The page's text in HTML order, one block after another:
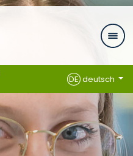
DEdeutsch